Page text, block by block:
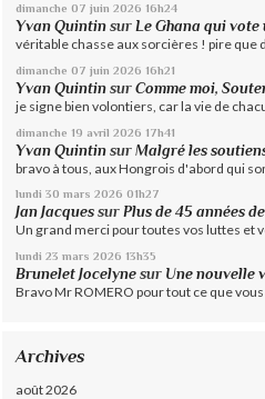
dimanche 07 juin 2026 16h24
Yvan Quintin surLe Ghana qui
véritable chasse aux sorcières ! pire que
dimanche 07 juin 2026 16h21
Yvan Quintin surComme moi,
je signe bien volontiers, car la vie de
dimanche 19 avril 2026 17h41
Yvan Quintin surMalgré les
bravo à tous, aux Hongrois d'abord qui
lundi 30 mars 2026 01h27
Jan Jacques surPlus de 45 années
Un grand merci pour toutes vos luttes et
lundi 23 mars 2026 13h35
Brunelet Jocelyne sur Une nouvelle
Bravo Mr ROMERO pour tout ce que vous
Archives
août 2026